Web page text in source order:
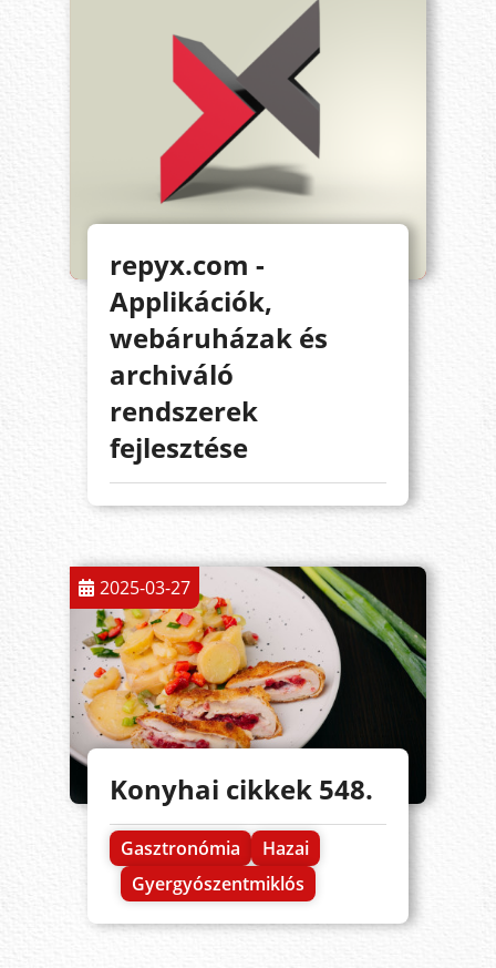
repyx.com -
Applikációk,
webáruházak és
archiváló
rendszerek
fejlesztése
2025-03-27
Konyhai cikkek 548.
Gasztronómia
Hazai
Gyergyószentmiklós